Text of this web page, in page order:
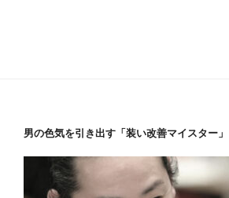
男の色気を引き出す「装い改善マイスター」